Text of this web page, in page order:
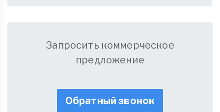
Запросить коммерческое
предложение
Обратный звонок